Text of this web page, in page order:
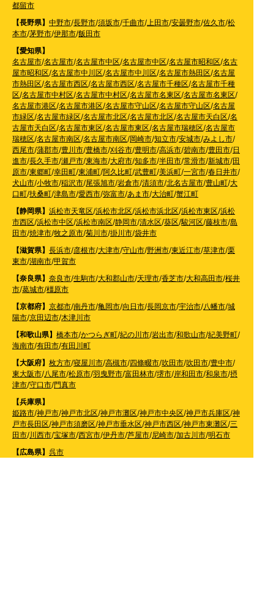
都留市
【長野県】 中野市/長野市/須坂市/千曲市/上田市/安曇野市/佐久市/松
本市/茅野市/伊那市/飯田市
【愛知県】
名古屋市/名古屋市/名古屋市中区/名古屋市中区/名古屋市昭和区/名古
屋市昭和区/名古屋市中川区/名古屋市中川区/名古屋市熱田区/名古屋
市熱田区/名古屋市西区/名古屋市西区/名古屋市千種区/名古屋市千種
区/名古屋市中村区/名古屋市中村区/名古屋市名東区/名古屋市名東区/
名古屋市港区/名古屋市港区/名古屋市守山区/名古屋市守山区/名古屋
市緑区/名古屋市緑区/名古屋市北区/名古屋市北区/名古屋市天白区/名
古屋市天白区/名古屋市東区/名古屋市東区/名古屋市瑞穂区/名古屋市
瑞穂区/名古屋市南区/名古屋市南区/岡崎市/知立市/安城市/みよし市/
西尾市/蒲郡市/豊川市/豊橋市/刈谷市/豊明市/高浜市/碧南市/豊田市/日
進市/長久手市/瀬戸市/東海市/大府市/知多市/半田市/常滑市/新城市/田
原市/東郷町/幸田町/東浦町/阿久比町/武豊町/美浜町/一宮市/春日井市/
犬山市/小牧市/稲沢市/尾張旭市/岩倉市/清須市/北名古屋市/豊山町/大
口町/扶桑町/津島市/愛西市/弥富市/あま市/大治町/蟹江町
【静岡県】 浜松市天竜区/浜松市北区/浜松市浜北区/浜松市東区/浜松
市西区/浜松市中区/浜松市南区/静岡市/清水区/葵区/駿河区/藤枝市/島
田市/焼津市/牧之原市/菊川市/掛川市/袋井市
【滋賀県】 長浜市/彦根市/大津市/守山市/野洲市/東近江市/草津市/栗
東市/湖南市/甲賀市
【奈良県】 奈良市/生駒市/大和郡山市/天理市/香芝市/大和高田市/桜井
市/葛城市/橿原市
【京都府】 京都市/南丹市/亀岡市/向日市/長岡京市/宇治市/八幡市/城
陽市/京田辺市/木津川市
【和歌山県】 橋本市/かつらぎ町/紀の川市/岩出市/和歌山市/紀美野町/
海南市/有田市/有田川町
【大阪府】 枚方市/寝屋川市/高槻市/四條畷市/吹田市/吹田市/豊中市/
東大阪市/八尾市/松原市/羽曳野市/富田林市/堺市/岸和田市/和泉市/摂
津市/守口市/門真市
【兵庫県】
姫路市/神戸市/神戸市北区/神戸市灘区/神戸市中央区/神戸市兵庫区/神
戸市長田区/神戸市須磨区/神戸市垂水区/神戸市西区/神戸市東灘区/三
田市/川西市/宝塚市/西宮市/伊丹市/芦屋市/尼崎市/加古川市/明石市
【広島県】 呉市